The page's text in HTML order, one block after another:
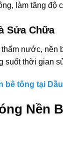
làm tăng
Sửa Chữa
nước, nền
suốt thời gian
bê tông tại
Nền